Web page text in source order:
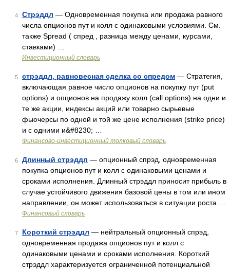
4 Стрэддл — Одновременная покупка или продажа равного
числа опционов пут и колл с одинаковыми условиями. См.
также Spread ( спред , разница между ценами, курсами,
ставками) …
Инвестиционный словарь
5 стрэддл, равновесная сделка со спредом — Стратегия,
включающая равное число опционов на покупку пут (put
options) и опционов на продажу колл (call options) на одни и
те же акции, индексы акций или товарно сырьевые
фьючерсы по одной и той же цене исполнения (strike price)
и с одними и&#8230; …
Финансово-инвестиционный толковый словарь
6 Длинный стрэддл — опционный спрэд, одновременная
покупка опционов пут и колл с одинаковыми ценами и
сроками исполнения. Длинный стрэддл приносит прибыль в
случае устойчивого движения базовой цены в том или ином
направлении, он может использоваться в ситуации роста …
Финансовый словарь
7 Короткий стрэддл — нейтральный опционный спрэд,
одновременная продажа опционов пут и колл с
одинаковыми ценами и сроками исполнения. Короткий
стрэддл характеризуется ограниченной потенциальной